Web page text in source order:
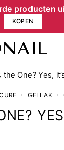
producten
KOPEN
One? Yes,
GELLAK